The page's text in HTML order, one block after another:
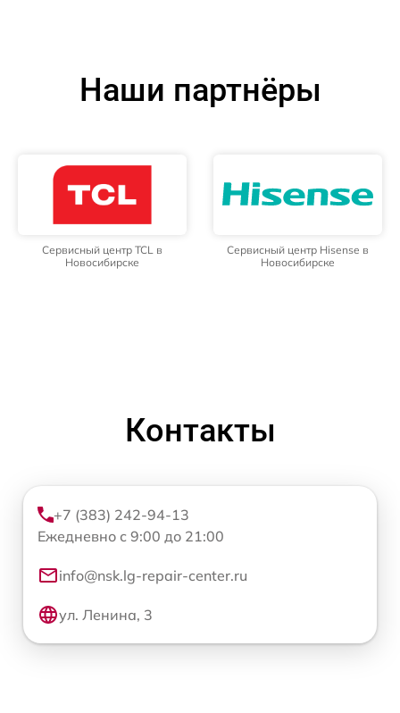
Наши партнёры
Сервисный центр TCL в
Новосибирске
Сервисный центр Hisense в
Новосибирске
Контакты
+7 (383) 242-94-13
Ежедневно с 9:00 до 21:00
info@nsk.lg-repair-center.ru
ул. Ленина, 3